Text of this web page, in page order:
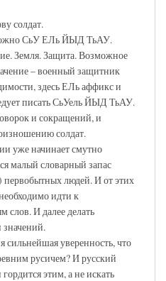
солдат.
СьУ ЕЛь ЙЫД ТьАУ.
Земля. Защита. Возможное
– военный защитник
здесь ЕЛь аффикс и
писать СьУель ЙЫД ТьАУ.
и сокращений, и
солдат.
уже начинает смутно
малый словарный запас
людей. И от этих
идти к
слов. И далее делать
сильнейшая уверенность, что
русичем? И русский
этим, а не искать